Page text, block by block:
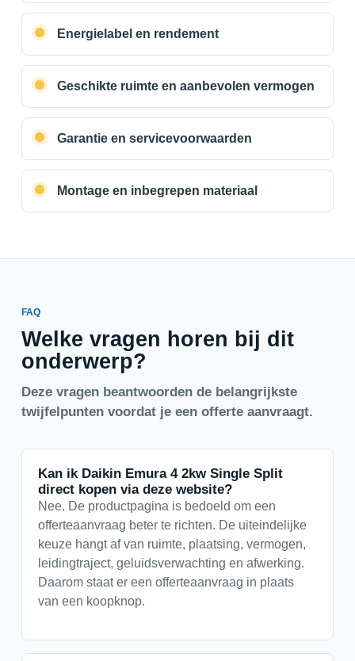
Energielabel en rendement
Geschikte ruimte en aanbevolen vermogen
Garantie en servicevoorwaarden
Montage en inbegrepen materiaal
FAQ
Welke vragen horen bij dit
onderwerp?
Deze vragen beantwoorden de belangrijkste
twijfelpunten voordat je een offerte aanvraagt.
Kan ik Daikin Emura 4 2kw Single Split
direct kopen via deze website?
Nee. De productpagina is bedoeld om een
offerteaanvraag beter te richten. De uiteindelijke
keuze hangt af van ruimte, plaatsing, vermogen,
leidingtraject, geluidsverwachting en afwerking.
Daarom staat er een offerteaanvraag in plaats
van een koopknop.